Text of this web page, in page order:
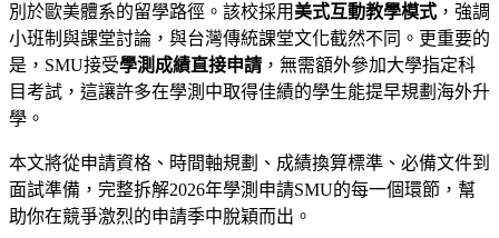
別於歐美體系的留學路徑。該校採用美式互動教學模式 ，強調
小班制與課堂討論，與台灣傳統課堂文化截然不同。更重要的
是，SMU接受學測成績直接申請 ，無需額外參加大學指定科
目考試，這讓許多在學測中取得佳績的學生能提早規劃海外升
學。
本文將從申請資格、時間軸規劃、成績換算標準、必備文件到
面試準備，完整拆解2026年學測申請SMU的每一個環節，幫
助你在競爭激烈的申請季中脫穎而出。